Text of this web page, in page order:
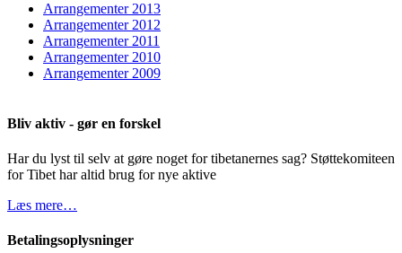
Arrangementer 2013
Arrangementer 2012
Arrangementer 2011
Arrangementer 2010
Arrangementer 2009
Bliv aktiv - gør en forskel
Har du lyst til selv at gøre noget for tibetanernes sag? Støttekomiteen
for Tibet har altid brug for nye aktive
Læs mere…
Betalingsoplysninger